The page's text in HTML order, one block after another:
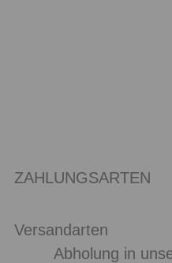
ZAHLUNGSARTEN
Versandarten
Abholung in